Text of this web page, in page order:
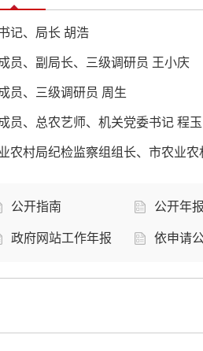
记、局长 胡浩
员、副局长、三级调研员 王小庆
员、三级调研员 周生
员、总农艺师、机关党委书记 程玉
农村局纪检监察组组长、市农业农
公开指南 公开年报
政府网站工作年报 依申请